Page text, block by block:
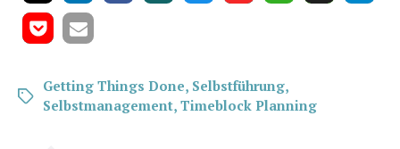
Getting Things Done, Selbstführung,
Selbstmanagement, Timeblock Planning